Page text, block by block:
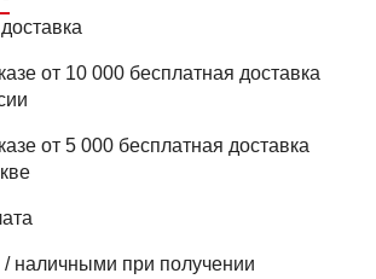
от 10 000 бесплатная доставка
от 5 000 бесплатная доставка
/ наличными при получении